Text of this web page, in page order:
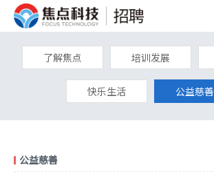
了解焦点 培训发展
快乐生活 公益慈善
公益慈善